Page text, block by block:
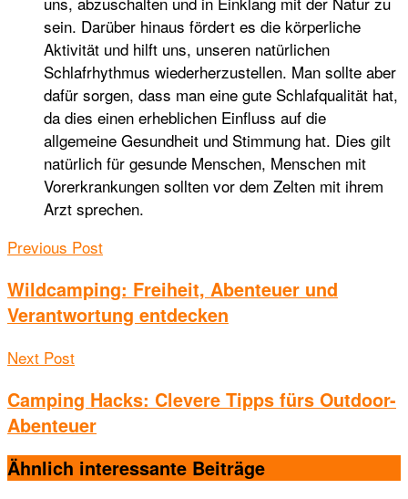
sein. Darüber hinaus fördert es die körperliche
Aktivität und hilft uns, unseren natürlichen
Schlafrhythmus wiederherzustellen. Man sollte aber
dafür sorgen, dass man eine gute Schlafqualität hat,
da dies einen erheblichen Einfluss auf die
allgemeine Gesundheit und Stimmung hat. Dies gilt
natürlich für gesunde Menschen, Menschen mit
Vorerkrankungen sollten vor dem Zelten mit ihrem
Arzt sprechen.
Previous Post
Wildcamping: Freiheit, Abenteuer und
Verantwortung entdecken
Next Post
Camping Hacks: Clevere Tipps fürs Outdoor-
Abenteuer
Ähnlich interessante Beiträge